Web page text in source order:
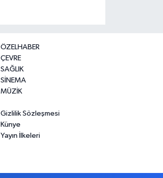
ÖZELHABER
ÇEVRE
SAĞLIK
SİNEMA
MÜZİK
Gizlilik Sözleşmesi
Künye
Yayın İlkeleri